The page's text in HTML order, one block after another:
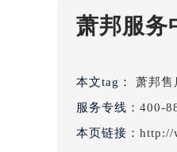
黑龙
黑龙
黑
萧邦服务
本文tag： 萧邦售
服务专线： 400-
本页链接： http://